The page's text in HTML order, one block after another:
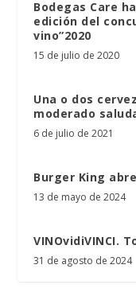
Bodegas Care
edición del
vino”2020
15 de julio de 2020
Una o dos
moderado
6 de julio de 2021
Burger King
13 de mayo de 2024
VINOvidiVINCI.
31 de agosto de 2024